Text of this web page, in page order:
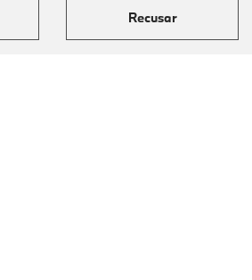
R$ 389.950,00
Recusar